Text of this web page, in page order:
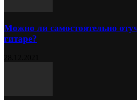
Можно ли самостоятельно
гитаре?